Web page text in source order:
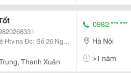
|
Trung, Thanh Xuân
0982 *** ***
Hà Nội
>1 năm